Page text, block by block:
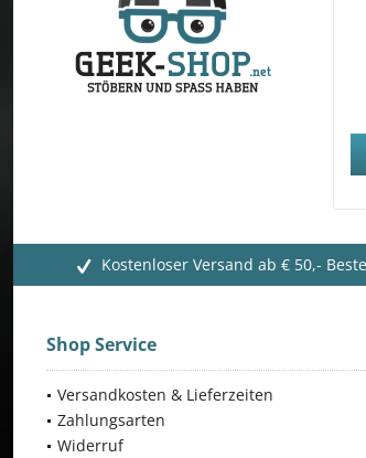
Kostenloser Versand ab € 50,-
Shop Service
Versandkosten & Lieferzeiten
Zahlungsarten
Widerruf